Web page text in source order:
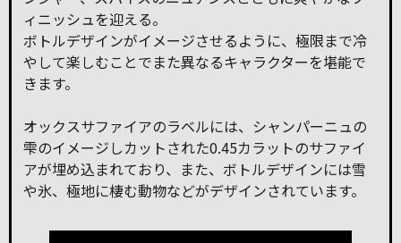
ィニッシュを迎える。
ボトルデザインがイメージさせるように、極限まで冷
やして楽しむことでまた異なるキャラクターを堪能で
きます。
オックスサファイアのラベルには、シャンパーニュの
雫のイメージしカットされた0.45カラットのサファイ
アが埋め込まれており、また、ボトルデザインには雪
や氷、極地に棲む動物などがデザインされています。